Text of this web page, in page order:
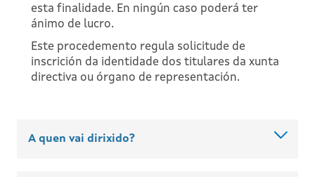
esta finalidade. En ningún caso poderá ter
ánimo de lucro.
Este procedemento regula solicitude de
inscrición da identidade dos titulares da xunta
directiva ou órgano de representación.
A quen vai dirixido?